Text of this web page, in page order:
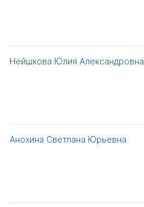
Нейшкова Юлия Александровна
Анохина Светлана Юрьевна